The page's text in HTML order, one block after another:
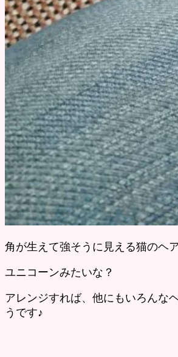
角が生えて強そうに見える猫のヘ
ユニコーンみたいな？
アレンジすれば、他にもいろんな
うです♪